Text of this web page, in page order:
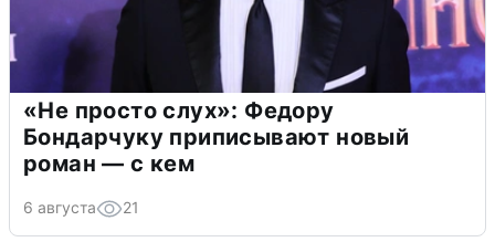
«Не просто слух»: Федору
Бондарчуку приписывают новый
роман — с кем
6 августа 21